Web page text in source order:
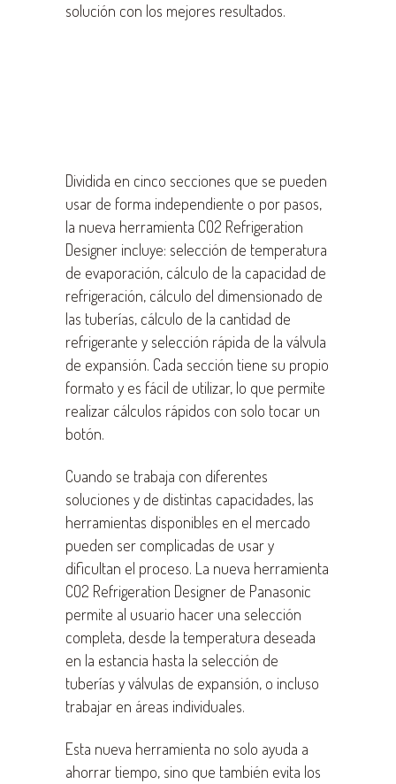
solución con los mejores resultados.
Dividida en cinco secciones que se pueden
usar de forma independiente o por pasos,
la nueva herramienta CO2 Refrigeration
Designer incluye: selección de temperatura
de evaporación, cálculo de la capacidad de
refrigeración, cálculo del dimensionado de
las tuberías, cálculo de la cantidad de
refrigerante y selección rápida de la válvula
de expansión. Cada sección tiene su propio
formato y es fácil de utilizar, lo que permite
realizar cálculos rápidos con solo tocar un
botón.
Cuando se trabaja con diferentes
soluciones y de distintas capacidades, las
herramientas disponibles en el mercado
pueden ser complicadas de usar y
dificultan el proceso. La nueva herramienta
CO2 Refrigeration Designer de Panasonic
permite al usuario hacer una selección
completa, desde la temperatura deseada
en la estancia hasta la selección de
tuberías y válvulas de expansión, o incluso
trabajar en áreas individuales.
Esta nueva herramienta no solo ayuda a
ahorrar tiempo, sino que también evita los